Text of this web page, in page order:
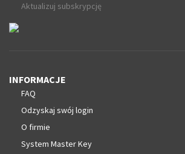
Aktualizuj subskrypcję
INFORMACJE
FAQ
Odzyskaj swój login
O firmie
System Master Key